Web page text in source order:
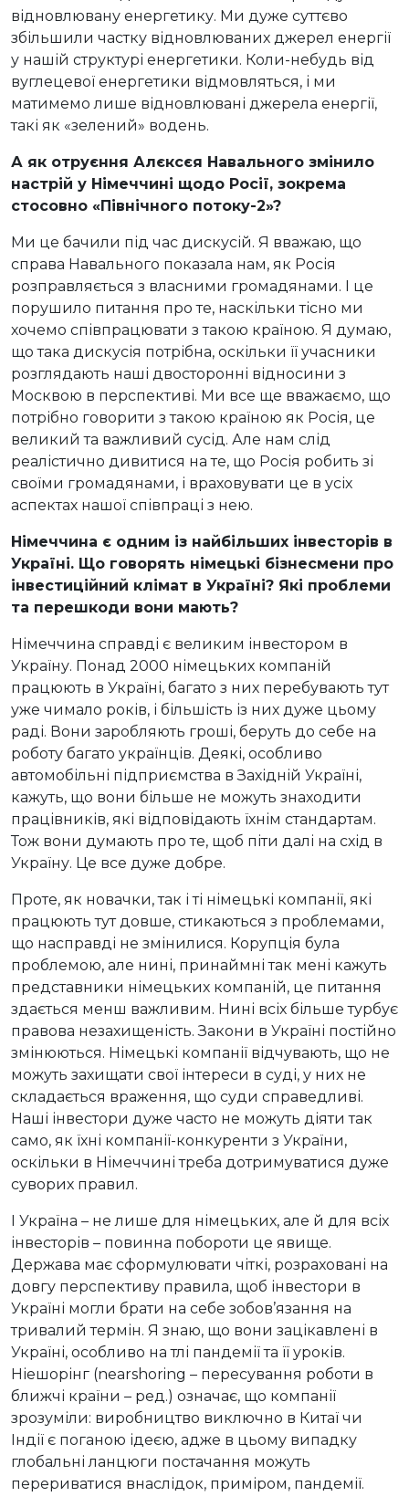
відновлювану енергетику. Ми дуже суттєво
збільшили частку відновлюваних джерел енергії
у нашій структурі енергетики. Коли-небудь від
вуглецевої енергетики відмовляться, і ми
матимемо лише відновлювані джерела енергії,
такі як «зелений» водень.
А як отруєння Алєксєя Навального змінило
настрій у Німеччині щодо Росії, зокрема
стосовно «Північного потоку-2»?
Ми це бачили під час дискусій. Я вважаю, що
справа Навального показала нам, як Росія
розправляється з власними громадянами. І це
порушило питання про те, наскільки тісно ми
хочемо співпрацювати з такою країною. Я думаю,
що така дискусія потрібна, оскільки її учасники
розглядають наші двосторонні відносини з
Москвою в перспективі. Ми все ще вважаємо, що
потрібно говорити з такою країною як Росія, це
великий та важливий сусід. Але нам слід
реалістично дивитися на те, що Росія робить зі
своїми громадянами, і враховувати це в усіх
аспектах нашої співпраці з нею.
Німеччина є одним із найбільших інвесторів в
Україні. Що говорять німецькі бізнесмени про
інвестиційний клімат в Україні? Які проблеми
та перешкоди вони мають?
Німеччина справді є великим інвестором в
Україну. Понад 2000 німецьких компаній
працюють в Україні, багато з них перебувають тут
уже чимало років, і більшість із них дуже цьому
раді. Вони заробляють гроші, беруть до себе на
роботу багато українців. Деякі, особливо
автомобільні підприємства в Західній Україні,
кажуть, що вони більше не можуть знаходити
працівників, які відповідають їхнім стандартам.
Тож вони думають про те, щоб піти далі на схід в
Україну. Це все дуже добре.
Проте, як новачки, так і ті німецькі компанії, які
працюють тут довше, стикаються з проблемами,
що насправді не змінилися. Корупція була
проблемою, але нині, принаймні так мені кажуть
представники німецьких компаній, це питання
здається менш важливим. Нині всіх більше турбує
правова незахищеність. Закони в Україні постійно
змінюються. Німецькі компанії відчувають, що не
можуть захищати свої інтереси в суді, у них не
складається враження, що суди справедливі.
Наші інвестори дуже часто не можуть діяти так
само, як їхні компанії-конкуренти з України,
оскільки в Німеччині треба дотримуватися дуже
суворих правил.
І Україна – не лише для німецьких, але й для всіх
інвесторів – повинна побороти це явище.
Держава має сформулювати чіткі, розраховані на
довгу перспективу правила, щоб інвестори в
Україні могли брати на себе зобов’язання на
тривалий термін. Я знаю, що вони зацікавлені в
Україні, особливо на тлі пандемії та її уроків.
Ніешорінг (nearshoring – пересування роботи в
ближчі країни – ред.) означає, що компанії
зрозуміли: виробництво виключно в Китаї чи
Індії є поганою ідеєю, адже в цьому випадку
глобальні ланцюги постачання можуть
перериватися внаслідок, приміром, пандемії.